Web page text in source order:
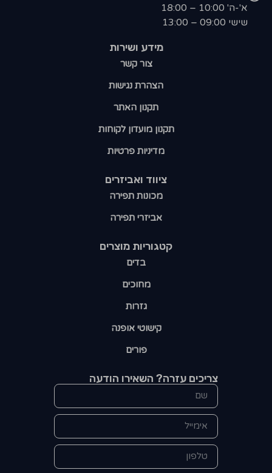
קטגוריות מוצרים​
בדים
מחוכים
גזרות
קישוטי אופנה
פורים
ציווד ואביזרים
מכונות תפירה
אביזרי תפירה
מידע ושירות
צור קשר
הצהרת נגישות
תקנון האתר
תקנון מועדון לקוחות
מדיניות פרטיות
א'-ה' 10:00 – 18:00
שישי 09:00 – 13:00
צריכים עזרה? השאירו הודעה